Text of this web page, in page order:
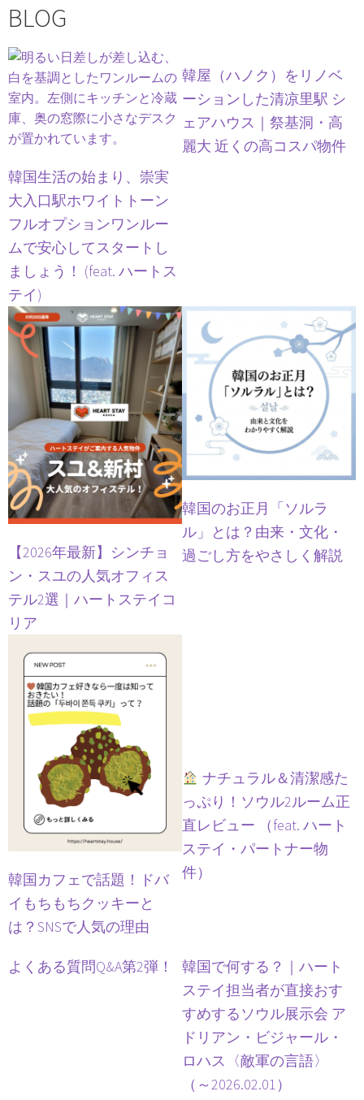
BLOG
韓国生活の始まり、崇実
大入口駅ホワイトトーン
フルオプションワンルー
ムで安心してスタートし
ましょう！ (feat. ハートス
テイ)
韓屋（ハノク）をリノベ
ーションした清凉里駅 シ
ェアハウス｜祭基洞・高
麗大 近くの高コスパ物件
【2026年最新】シンチョ
ン・スユの人気オフィス
テル2選｜ハートステイコ
リア
韓国のお正月「ソルラ
ル」とは？由来・文化・
過ごし方をやさしく解説
韓国カフェで話題！ドバ
イもちもちクッキーと
は？SNSで人気の理由
ナチュラル＆清潔感た
っぷり！ソウル2ルーム正
直レビュー （feat. ハート
ステイ・パートナー物
件）
よくある質問Q&A第2弾！
韓国で何する？｜ハート
ステイ担当者が直接おす
すめするソウル展示会 ア
ドリアン・ビジャール・
ロハス〈敵軍の言語〉
（～2026.02.01）